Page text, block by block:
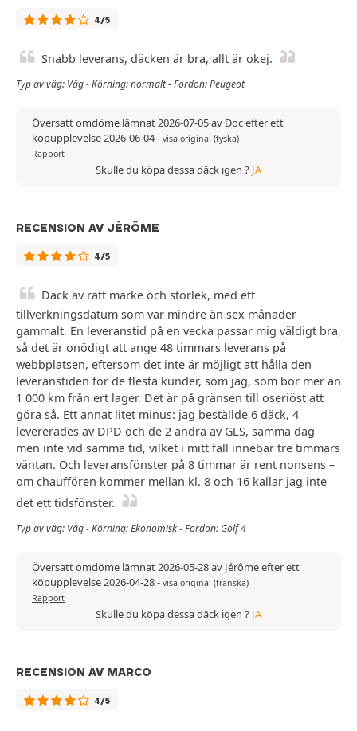
4/5
Snabb leverans, däcken är bra, allt är okej.
Typ av väg: Väg - Körning: normalt - Fordon: Peugeot
Översatt omdöme lämnat 2026-07-05 av Doc efter ett
köpupplevelse 2026-06-04- visa original (tyska)
Rapport
Skulle du köpa dessa däck igen ? JA
RECENSION AV JÉRÔME
4/5
Däck av rätt märke och storlek, med ett
tillverkningsdatum som var mindre än sex månader
gammalt. En leveranstid på en vecka passar mig väldigt bra,
så det är onödigt att ange 48 timmars leverans på
webbplatsen, eftersom det inte är möjligt att hålla den
leveranstiden för de flesta kunder, som jag, som bor mer än
1 000 km från ert lager. Det är på gränsen till oseriöst att
göra så. Ett annat litet minus: jag beställde 6 däck, 4
levererades av DPD och de 2 andra av GLS, samma dag
men inte vid samma tid, vilket i mitt fall innebar tre timmars
väntan. Och leveransfönster på 8 timmar är rent nonsens –
om chauffören kommer mellan kl. 8 och 16 kallar jag inte
det ett tidsfönster.
Typ av väg: Väg - Körning: Ekonomisk - Fordon: Golf 4
Översatt omdöme lämnat 2026-05-28 av Jérôme efter ett
köpupplevelse 2026-04-28- visa original (franska)
Rapport
Skulle du köpa dessa däck igen ? JA
RECENSION AV MARCO
4/5